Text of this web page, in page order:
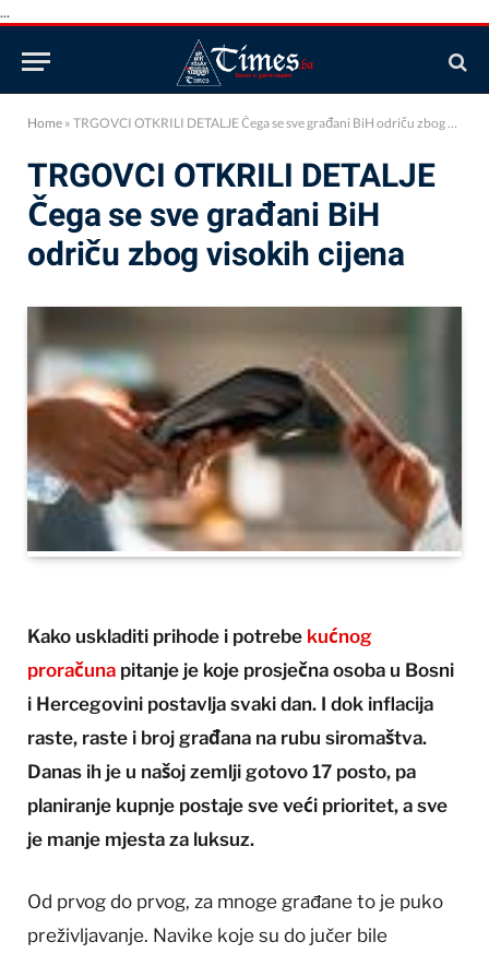
...
Home » TRGOVCI OTKRILI DETALJE Čega se sve građani BiH odriču zbog visokih cijena
TRGOVCI OTKRILI DETALJE
Čega se sve građani BiH
odriču zbog visokih cijena
Kako uskladiti prihode i potrebe kućnog
proračuna pitanje je koje prosječna osoba u Bosni
i Hercegovini postavlja svaki dan. I dok inflacija
raste, raste i broj građana na rubu siromaštva.
Danas ih je u našoj zemlji gotovo 17 posto, pa
planiranje kupnje postaje sve veći prioritet, a sve
je manje mjesta za luksuz.
Od prvog do prvog, za mnoge građane to je puko
preživljavanje. Navike koje su do jučer bile